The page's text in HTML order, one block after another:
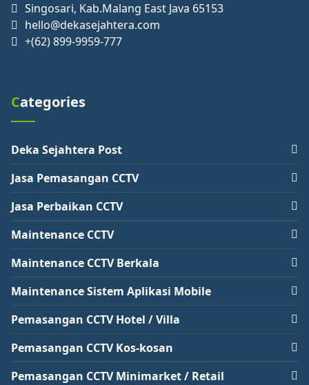
Singosari, Kab.Malang East Java 65153
hello@dekasejahtera.com
+(62) 899-9959-777
Categories
Deka Sejahtera Post
Jasa Pemasangan CCTV
Jasa Perbaikan CCTV
Maintenance CCTV
Maintenance CCTV Berkala
Maintenance Sistem Aplikasi Mobile
Pemasangan CCTV Hotel / Villa
Pemasangan CCTV Kos-kosan
Pemasangan CCTV Minimarket / Retail